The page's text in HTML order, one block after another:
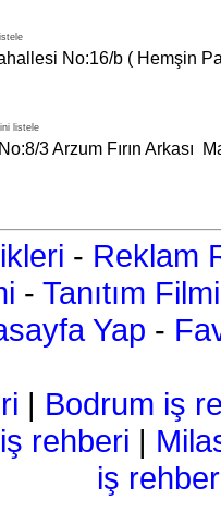
No:16/b ( Hemşin
listele
3 Arzum Fırın Arkası
- Reklam
- Tanıtım Filmi
Yap -
| Bodrum iş
rehberi |
iş